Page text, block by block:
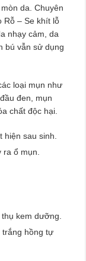
da. Chuyên
Rỗ – Se khít lỗ
nhạy cảm, da
bú vẫn sử dụng
loại mụn như
đen, mụn
chất độc hại.
sau sinh.
ổ mụn.
kem dưỡng.
trắng hồng tự